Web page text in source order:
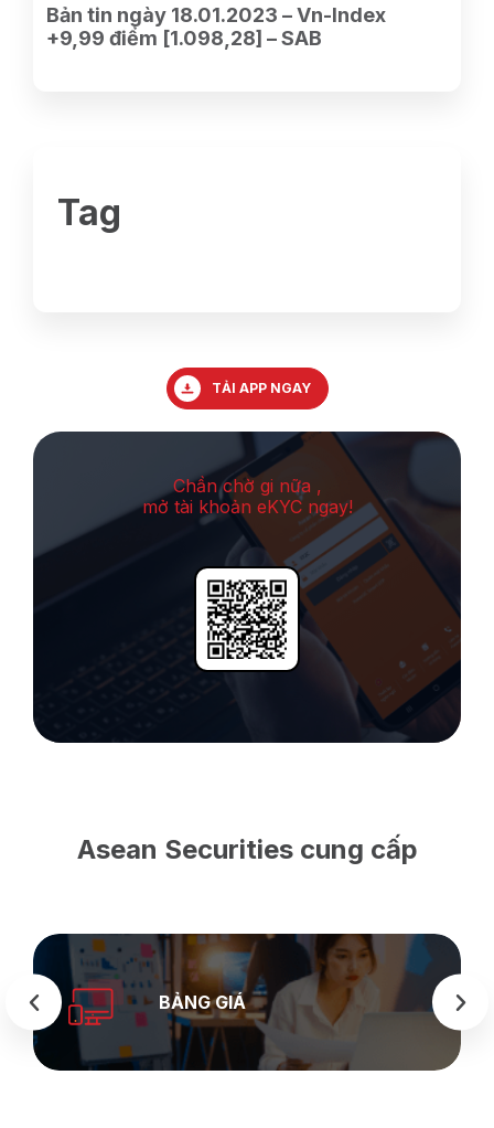
Bản tin ngày 18.01.2023 – Vn-Index
+9,99 điểm [1.098,28] – SAB
Tag
TẢI APP NGAY
Chần chờ gi nữa ,
mở tài khoản eKYC ngay!
Asean Securities cung cấp
SEASTOCK
WEB